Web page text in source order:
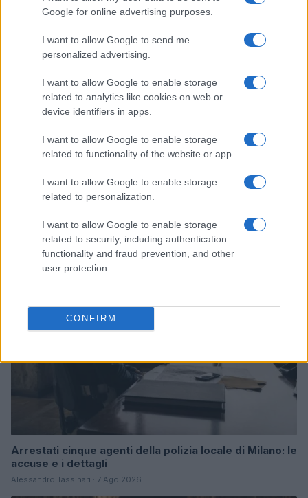
Google for online advertising purposes.
I want to allow Google to send me
personalized advertising.
I want to allow Google to enable storage
related to analytics like cookies on web or
device identifiers in apps.
I want to allow Google to enable storage
related to functionality of the website or app.
I want to allow Google to enable storage
related to personalization.
I want to allow Google to enable storage
related to security, including authentication
functionality and fraud prevention, and other
user protection.
CONFIRM
NEWS
Come scegliere le scarpe da running donna: comfort
Marco Tessari · 8 Ago 2026
NEWS
Arrestati cinque agenti della polizia locale di Milano: le
accuse e i dettagli
Alessandro Tassinari · 7 Ago 2026